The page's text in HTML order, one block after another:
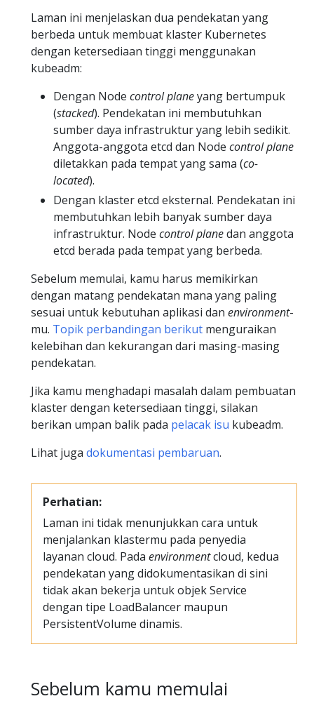
Laman ini menjelaskan dua pendekatan yang
berbeda untuk membuat klaster Kubernetes
dengan ketersediaan tinggi menggunakan
kubeadm:
Dengan Node control planeyang bertumpuk
(stacked). Pendekatan ini membutuhkan
sumber daya infrastruktur yang lebih sedikit.
Anggota-anggota etcd dan Node control plane
diletakkan pada tempat yang sama (co-
located).
Dengan klaster etcd eksternal. Pendekatan ini
membutuhkan lebih banyak sumber daya
infrastruktur. Node control planedan anggota
etcd berada pada tempat yang berbeda.
Sebelum memulai, kamu harus memikirkan
dengan matang pendekatan mana yang paling
sesuai untuk kebutuhan aplikasi dan environment-
mu. Topik perbandingan berikut menguraikan
kelebihan dan kekurangan dari masing-masing
pendekatan.
Jika kamu menghadapi masalah dalam pembuatan
klaster dengan ketersediaan tinggi, silakan
berikan umpan balik pada pelacak isu kubeadm.
Lihat juga dokumentasi pembaruan.
Perhatian:
Laman ini tidak menunjukkan cara untuk
menjalankan klastermu pada penyedia
layanan cloud. Pada environmentcloud, kedua
pendekatan yang didokumentasikan di sini
tidak akan bekerja untuk objek Service
dengan tipe LoadBalancer maupun
PersistentVolume dinamis.
Sebelum kamu memulai